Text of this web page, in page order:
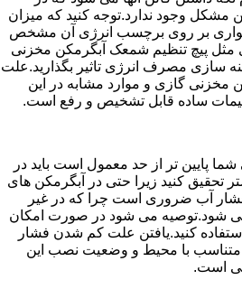
مشکل وجود ندارد.توجه کنید که میزان
بر روی برچسب انرژی آن مشخص
مثل پیچ تنظیم شمعک آبگرمکن مخزنی
سازی مصرف انرژی تاثیر بگذارید.علت
گازی و موارد مشابه در این
ساده قابل تشخیص و رفع است.
پایین تر از حد معمول است باید در
تحقیق کنید زیرا حتی در آبگرمکن های
آب ضروری است چرا که در غیر
شود.توصیه می شود در صورت امکان
کنید.یافتن علت کم شدن فشار
متناسب با محیط و وضعیت نصب این
است.